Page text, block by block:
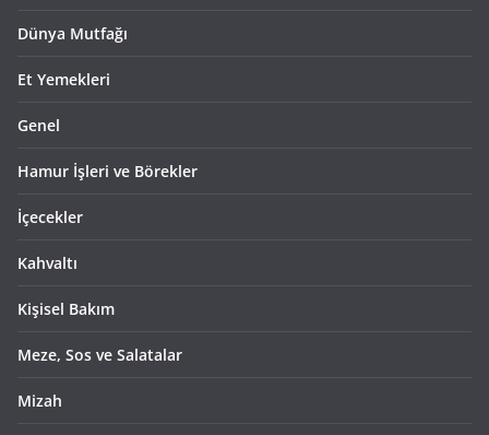
Dünya Mutfağı
Et Yemekleri
Genel
Hamur İşleri ve Börekler
İçecekler
Kahvaltı
Kişisel Bakım
Meze, Sos ve Salatalar
Mizah